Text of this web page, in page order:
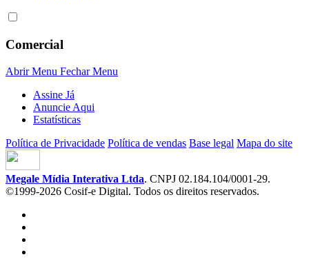
Comercial
Abrir Menu Fechar Menu
Assine Já
Anuncie Aqui
Estatísticas
Política de Privacidade Política de vendas Base legal Mapa do site
Megale Mídia Interativa Ltda. CNPJ 02.184.104/0001-29.
©1999-2026 Cosif-e Digital. Todos os direitos reservados.